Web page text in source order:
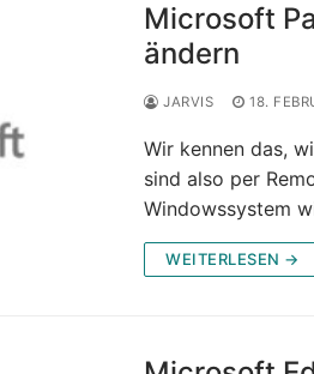
Microsoft
ändern
JARVIS 18.
Wir kennen das,
sind also per
Windowssystem
WEITERLESEN →